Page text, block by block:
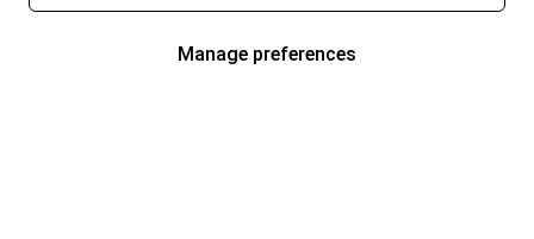
Manage preferences